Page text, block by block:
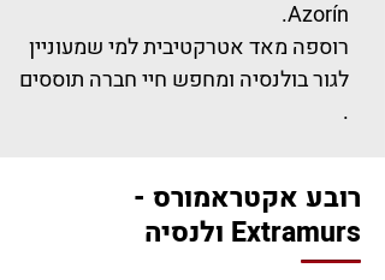
Azorín.
רוספה מאד אטרקטיבית למי שמעוניין
לגור בולנסיה ומחפש חיי חברה תוססים
.
רובע אקטראמורס -
Extramurs ולנסיה